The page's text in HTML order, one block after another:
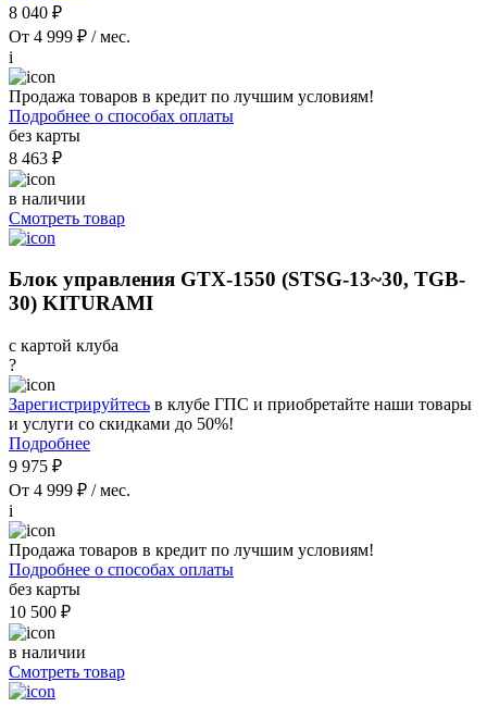
8 040 ₽
От 4 999 ₽ / мес.
i
Продажа товаров в кредит по лучшим условиям!
Подробнее о способах оплаты
без карты
8 463 ₽
в наличии
Смотреть товар
Блок управления GTX-1550 (STSG-13~30, TGB-
30) KITURAMI
с картой клуба
?
Зарегистрируйтесь в клубе ГПС и приобретайте наши товары
и услуги со скидками до 50%!
Подробнее
9 975 ₽
От 4 999 ₽ / мес.
i
Продажа товаров в кредит по лучшим условиям!
Подробнее о способах оплаты
без карты
10 500 ₽
в наличии
Смотреть товар